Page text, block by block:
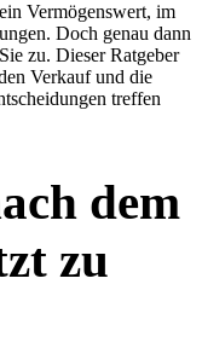
Vermögenswert, im
Doch genau dann
zu. Dieser Ratgeber
Verkauf und die
treffen
dem
zu